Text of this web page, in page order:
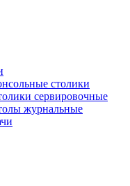
столики
сервировочные
журнальные